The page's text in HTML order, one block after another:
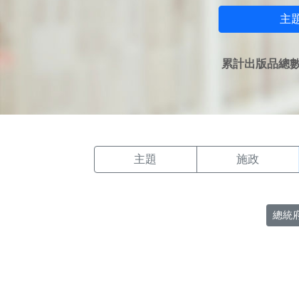
主
累計出版品總
主題 施政
總統